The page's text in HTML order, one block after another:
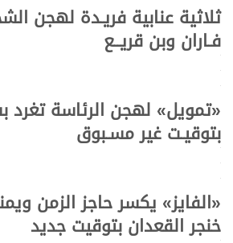
ثلاثية عنابية فريـدة لهجن
فـاران وبن قريــع.
.
.
«تمويل» لهجن الرئاسة تغرد
بتوقيـت غير مسـبوق.
.
.
«الفايز» يكسر حاجز الزمن
خنجر القعدان بتوقيت جديد.